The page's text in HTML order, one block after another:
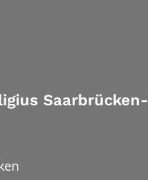
Saarbrücken-